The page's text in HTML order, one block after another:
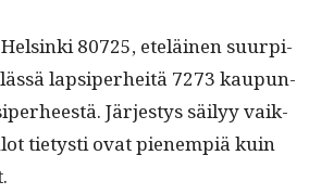
80725, eteläi­nen suurpi­
lap­siper­heitä 7273 kaupun­
Järjestys säi­lyy vaik­
tietysti ovat pienem­piä kuin